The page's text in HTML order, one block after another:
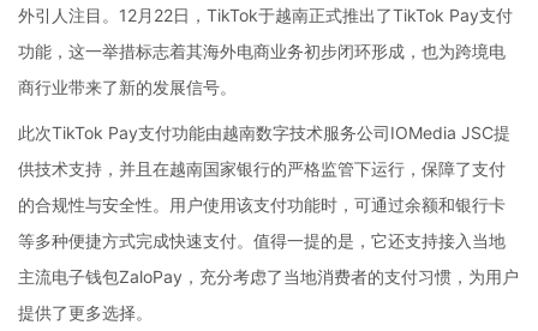
外引人注目。12月22日，TikTok于越南正式推出了TikTok Pay支付
功能，这一举措标志着其海外电商业务初步闭环形成，也为跨境电
商行业带来了新的发展信号。
此次TikTok Pay支付功能由越南数字技术服务公司IOMedia JSC提
供技术支持，并且在越南国家银行的严格监管下运行，保障了支付
的合规性与安全性。用户使用该支付功能时，可通过余额和银行卡
等多种便捷方式完成快速支付。值得一提的是，它还支持接入当地
主流电子钱包ZaloPay，充分考虑了当地消费者的支付习惯，为用户
提供了更多选择。